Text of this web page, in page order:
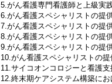
5.がん看護専門看護師と上級実
6.がん看護スペシャリストの提
7.がん看護スペシャリストの提
8.がん看護スペシャリストの提
9.がん看護スペシャリストの提
10.がん看護スペシャリストの
11.サイコオンコロジーと看護
12.終末期ケアシステム構築に